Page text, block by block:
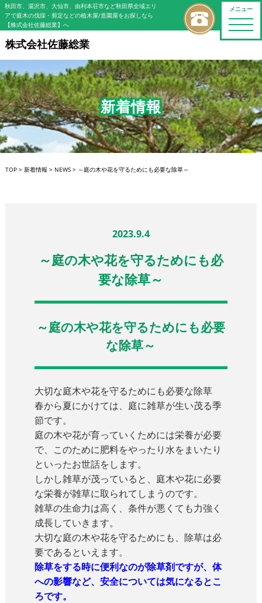
メニュー
toggle
秋田市、湯沢市、大仙市、由利本荘市など秋田県全域エリ
アで庭木の伐採・剪定などの植木屋/造園屋をお探しなら
【株式会社佐藤総業】へ
株式会社佐藤総業
新着情報
TOP> 新着情報 > NEWS> ～庭の木や花を守るためにも必要な除草～
2023.9.4
～庭の木や花を守るためにも必
要な除草～
～庭の木や花を守るためにも必要
な除草～
大切な庭木や花を守るためにも必要な除草
春から夏にかけては、庭に雑草が生い茂る季
節です。
庭の木や花が育っていくためには栄養が必要
で、このために肥料をやったり水をまいたり
といったお世話をします。
しかし雑草が茂っていると、庭木や花に必要
な栄養が雑草に取られてしまうのです。
雑草の生命力は高く、条件が悪くても力強く
成長していきます。
大切な庭の木や花を守るためにも、除草は必
要であるといえます。
除草をする時に便利なのが除草剤ですが、体
への影響など、安全については気になるとこ
ろです。